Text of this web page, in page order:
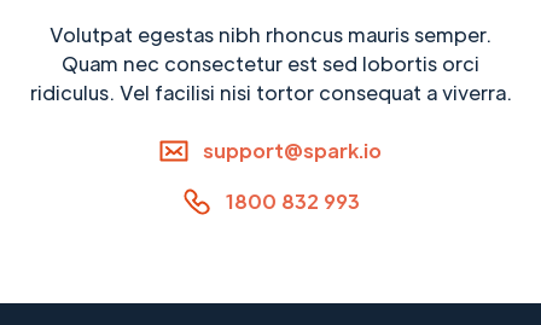
Volutpat egestas nibh rhoncus mauris semper.
Quam nec consectetur est sed lobortis orci
ridiculus. Vel facilisi nisi tortor consequat a viverra.
support@spark.io
1800 832 993